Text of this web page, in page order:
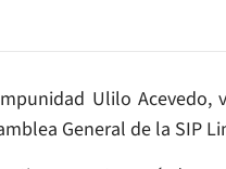
Ulilo Acevedo,
General de la SIP